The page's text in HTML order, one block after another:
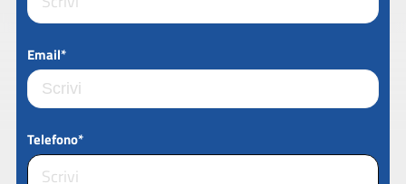
Email*
Telefono*